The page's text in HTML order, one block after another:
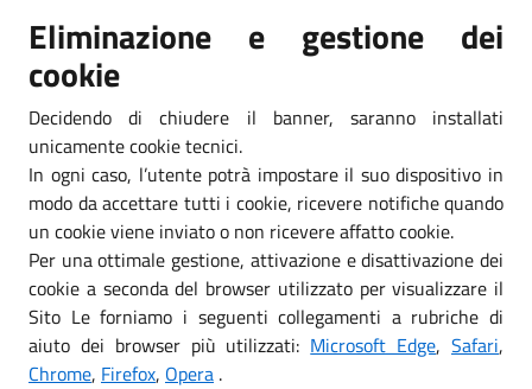
Eliminazione e gestione dei
cookie
Decidendo di chiudere il banner, saranno installati
unicamente cookie tecnici.
In ogni caso, l’utente potrà impostare il suo dispositivo in
modo da accettare tutti i cookie, ricevere notifiche quando
un cookie viene inviato o non ricevere affatto cookie.
Per una ottimale gestione, attivazione e disattivazione dei
cookie a seconda del browser utilizzato per visualizzare il
Sito Le forniamo i seguenti collegamenti a rubriche di
aiuto dei browser più utilizzati: Microsoft Edge,Safari,
Chrome, Firefox, Opera .